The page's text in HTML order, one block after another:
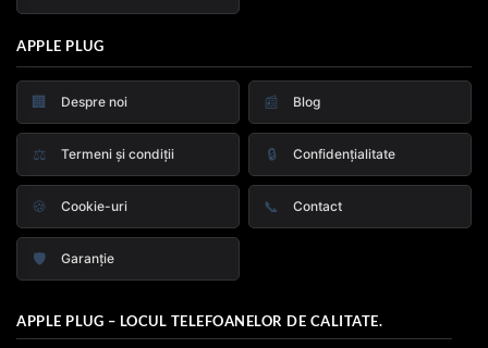
APPLE PLUG
🏢 Despre noi 📰 Blog
⚖️ Termeni și condiții 🔒 Confidențialitate
🍪 Cookie-uri 📞 Contact
🛡️ Garanție
APPLE PLUG – LOCUL TELEFOANELOR DE CALITATE.